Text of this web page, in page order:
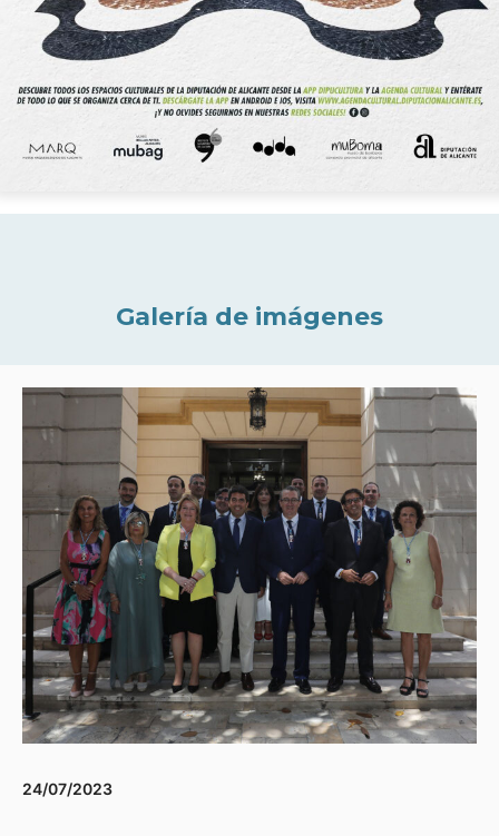
Galería de imágenes
24/07/2023